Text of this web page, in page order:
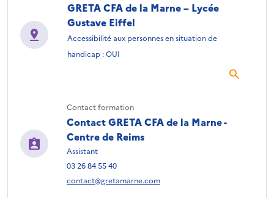
GRETA CFA de la Marne – Lycée
Gustave Eiffel
Accessibilité aux personnes en situation de
handicap : OUI
Contact formation
Contact GRETA CFA de la Marne -
Centre de Reims
Assistant
03 26 84 55 40
contact@gretamarne.com